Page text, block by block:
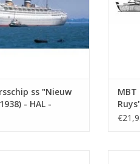
ss "Nieuw
- HAL -
1 : 500
MBT